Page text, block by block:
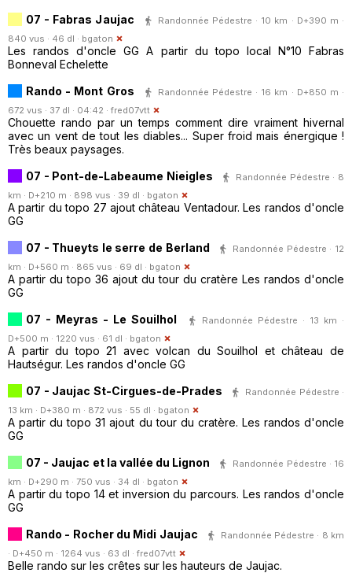
07 - Fabras Jaujac
Randonnée Pédestre · 10 km · D+390 m ·
840 vus · 46 dl · bgaton
Les randos d'oncle GG A partir du topo local N°10 Fabras
Bonneval Echelette
Rando - Mont Gros
Randonnée Pédestre · 16 km · D+850 m ·
672 vus · 37 dl · 04:42 · fred07vtt
Chouette rando par un temps comment dire vraiment hivernal
avec un vent de tout les diables... Super froid mais énergique !
Très beaux paysages.
07 - Pont-de-Labeaume Nieigles
Randonnée Pédestre · 8
km · D+210 m · 898 vus · 39 dl · bgaton
A partir du topo 27 ajout château Ventadour. Les randos d'oncle
GG
07 - Thueyts le serre de Berland
Randonnée Pédestre · 12
km · D+560 m · 865 vus · 69 dl · bgaton
A partir du topo 36 ajout du tour du cratère Les randos d'oncle
GG
07 - Meyras - Le Souilhol
Randonnée Pédestre · 13 km ·
D+500 m · 1220 vus · 61 dl · bgaton
A partir du topo 21 avec volcan du Souilhol et château de
Hautségur. Les randos d'oncle GG
07 - Jaujac St-Cirgues-de-Prades
Randonnée Pédestre ·
13 km · D+380 m · 872 vus · 55 dl · bgaton
A partir du topo 31 ajout du tour du cratère. Les randos d'oncle
GG
07 - Jaujac et la vallée du Lignon
Randonnée Pédestre · 16
km · D+290 m · 750 vus · 34 dl · bgaton
A partir du topo 14 et inversion du parcours. Les randos d'oncle
GG
Rando - Rocher du Midi Jaujac
Randonnée Pédestre · 8 km
· D+450 m · 1264 vus · 63 dl · fred07vtt
Belle rando sur les crêtes sur les hauteurs de Jaujac.